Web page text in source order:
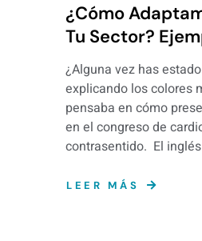
¿Cómo
Tu Sector?
¿Alguna vez has
explicando los colores
pensaba en cómo
en el congreso de
contrasentido. El
LEER MÁS